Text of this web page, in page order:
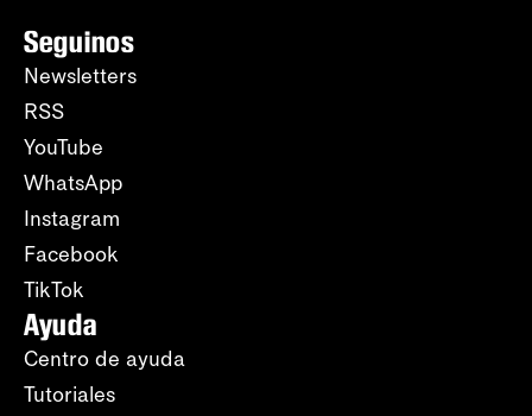
Seguinos
Newsletters
RSS
YouTube
WhatsApp
Instagram
Facebook
TikTok
Ayuda
Centro de ayuda
Tutoriales